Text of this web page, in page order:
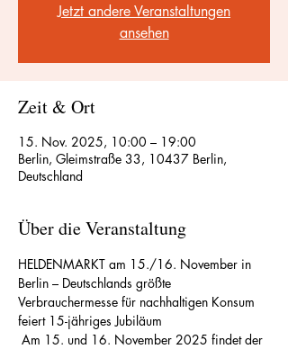
Jetzt andere Veranstaltungen
ansehen
Zeit & Ort
15. Nov. 2025, 10:00 – 19:00
Berlin, Gleimstraße 33, 10437 Berlin,
Deutschland
Über die Veranstaltung
HELDENMARKT am 15./16. November in
Berlin – Deutschlands größte
Verbrauchermesse für nachhaltigen Konsum
feiert 15-jähriges Jubiläum